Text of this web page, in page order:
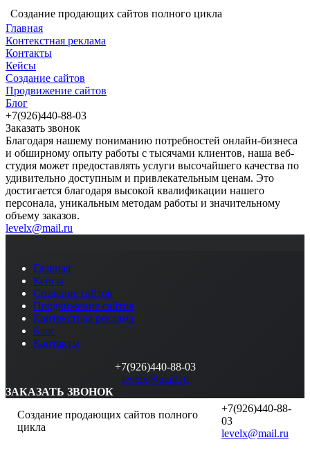
Создание продающих сайтов полного цикла
Главная
Контекстная реклама
Контакты
Кейсы
Создание сайтов
Продвижение сайтов
Блог
+7(926)440-88-03
Заказать звонок
Благодаря нашему пониманию потребностей онлайн-бизнеса
и обширному опыту работы с тысячами клиентов, наша веб-
студия может предоставлять услуги высочайшего качества по
удивительно доступным и привлекательным ценам. Это
достигается благодаря высокой квалификации нашего
персонала, уникальным методам работы и значительному
объему заказов.
levelx@mail.ru
Главная
Кейсы
Создание сайтов
Продвижение сайтов
Контекстная реклама
Блог
Контакты
+7(926)440-88-03
levelx@mail.ru
ЗАКАЗАТЬ ЗВОНОК
Создание продающих сайтов полного
цикла
+7(926)440-88-
03
levelx@mail.ru